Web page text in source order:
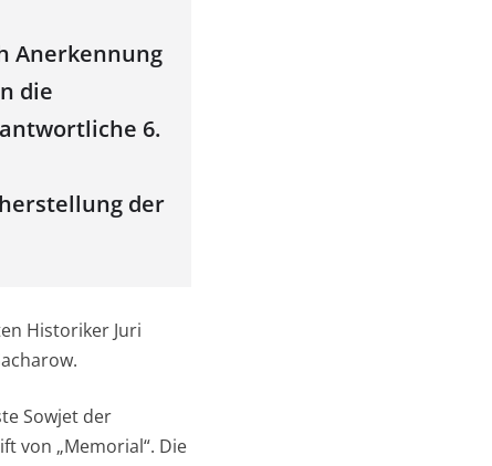
Anerkennung
die
6.
der
Historiker Juri
Sowjet der
von „Memorial“. Die